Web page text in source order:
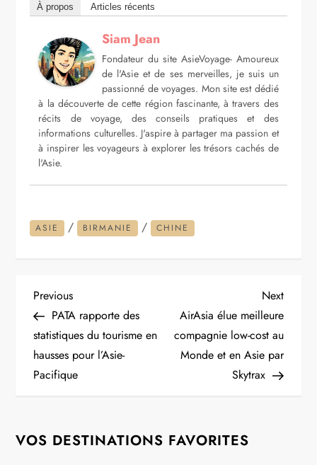
À propos Articles récents
Siam Jean
Fondateur du site AsieVoyage- Amoureux
de l'Asie et de ses merveilles, je suis un
passionné de voyages. Mon site est dédié
à la découverte de cette région fascinante, à travers des
récits de voyage, des conseils pratiques et des
informations culturelles. J'aspire à partager ma passion et
à inspirer les voyageurs à explorer les trésors cachés de
l'Asie.
ASIE / BIRMANIE / CHINE
N
a
v
g
Previous
Post
Previous
PATA rapporte des
statistiques du tourisme en
hausses pour l’Asie-
Pacifique
Next
Post
Next
AirAsia élue meilleure
compagnie low-cost au
Monde et en Asie par
Skytrax
VOS DESTINATIONS FAVORITES